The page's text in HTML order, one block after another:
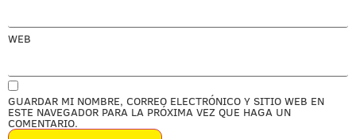
WEB
GUARDAR MI NOMBRE, CORREO ELECTRÓNICO Y SITIO WEB EN
ESTE NAVEGADOR PARA LA PRÓXIMA VEZ QUE HAGA UN
COMENTARIO.